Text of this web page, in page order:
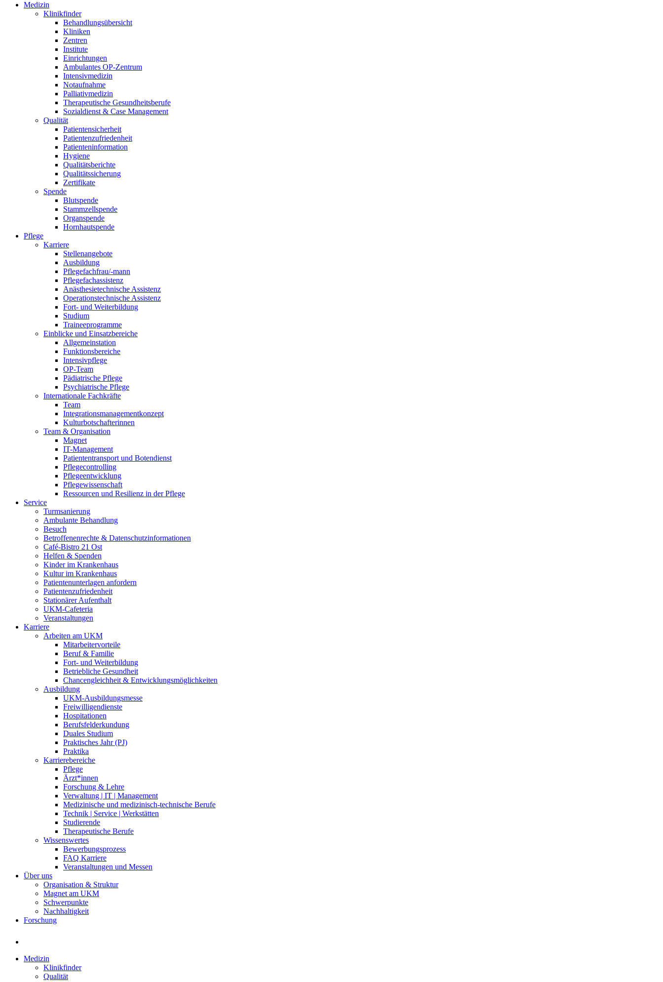
Medizin
Klinikfinder
Behandlungsübersicht
Kliniken
Zentren
Institute
Einrichtungen
Ambulantes OP-Zentrum
Intensivmedizin
Notaufnahme
Palliativmedizin
Therapeutische Gesundheitsberufe
Sozialdienst & Case Management
Qualität
Patientensicherheit
Patientenzufriedenheit
Patienteninformation
Hygiene
Qualitätsberichte
Qualitätssicherung
Zertifikate
Spende
Blutspende
Stammzellspende
Organspende
Hornhautspende
Pflege
Karriere
Stellenangebote
Ausbildung
Pflegefachfrau/-mann
Pflegefachassistenz
Anästhesietechnische Assistenz
Operationstechnische Assistenz
Fort- und Weiterbildung
Studium
Traineeprogramme
Einblicke und Einsatzbereiche
Allgemeinstation
Funktionsbereiche
Intensivpflege
OP-Team
Pädiatrische Pflege
Psychiatrische Pflege
Internationale Fachkräfte
Team
Integrationsmanagementkonzept
Kulturbotschafterinnen
Team & Organisation
Magnet
IT-Management
Patiententransport und Botendienst
Pflegecontrolling
Pflegeentwicklung
Pflegewissenschaft
Ressourcen und Resilienz in der Pflege
Service
Turmsanierung
Ambulante Behandlung
Besuch
Betroffenenrechte & Datenschutzinformationen
Café-Bistro 21 Ost
Helfen & Spenden
Kinder im Krankenhaus
Kultur im Krankenhaus
Patientenunterlagen anfordern
Patientenzufriedenheit
Stationärer Aufenthalt
UKM-Cafeteria
Veranstaltungen
Karriere
Arbeiten am UKM
Mitarbeitervorteile
Beruf & Familie
Fort- und Weiterbildung
Betriebliche Gesundheit
Chancengleichheit & Entwicklungsmöglichkeiten
Ausbildung
UKM-Ausbildungsmesse
Freiwilligendienste
Hospitationen
Berufsfelderkundung
Duales Studium
Praktisches Jahr (PJ)
Praktika
Karrierebereiche
Pflege
Ärzt*innen
Forschung & Lehre
Verwaltung | IT | Management
Medizinische und medizinisch-technische Berufe
Technik | Service | Werkstätten
Studierende
Therapeutische Berufe
Wissenswertes
Bewerbungsprozess
FAQ Karriere
Veranstaltungen und Messen
Über uns
Organisation & Struktur
Magnet am UKM
Schwerpunkte
Nachhaltigkeit
Forschung
Medizin
Klinikfinder
Qualität